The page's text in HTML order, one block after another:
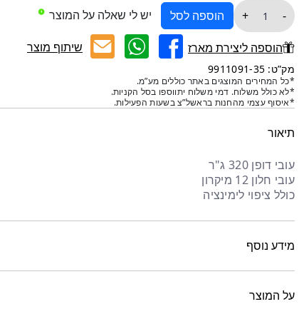
-
כמות
מארז
חלון
10
יחידות
-
35/25/10
+ הוספה לסל יש לי שאלה על המוצר
הוספה ליצירת מארז שיתוף מוצר
מק”ט: 9911091-35
*כל המחירים המוצגים באתר כוללים מע”מ.
*לא כולל משלוח. דמי משלוח יתווספו בסל הקניות.
*איסוף עצמי מהחנות בראשל”צ בשעות הפעילות.
תיאור
עובי דופן 320 ג"ר
עובי חלון 12 מיקרון
כולל ציפוי לימינציה
מידע נוסף
על המוצר